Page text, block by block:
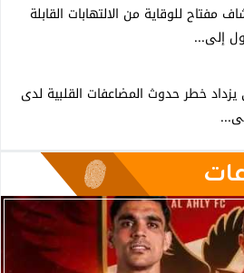
مفتاح للوقاية من الالتهابات القابلة
إلى...
خطر حدوث المضاعفات القلبية لدى